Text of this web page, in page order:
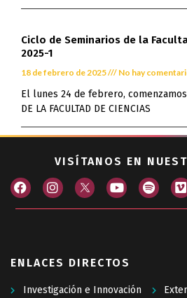
Ciclo de Seminarios de la
2025-1
18 de febrero de 2025 No hay
El lunes 24 de febrero, comenzamos
DE LA FACULTAD DE CIENCIAS
VISÍTANOS EN
ENLACES DIRECTOS
Investigación e Innovación